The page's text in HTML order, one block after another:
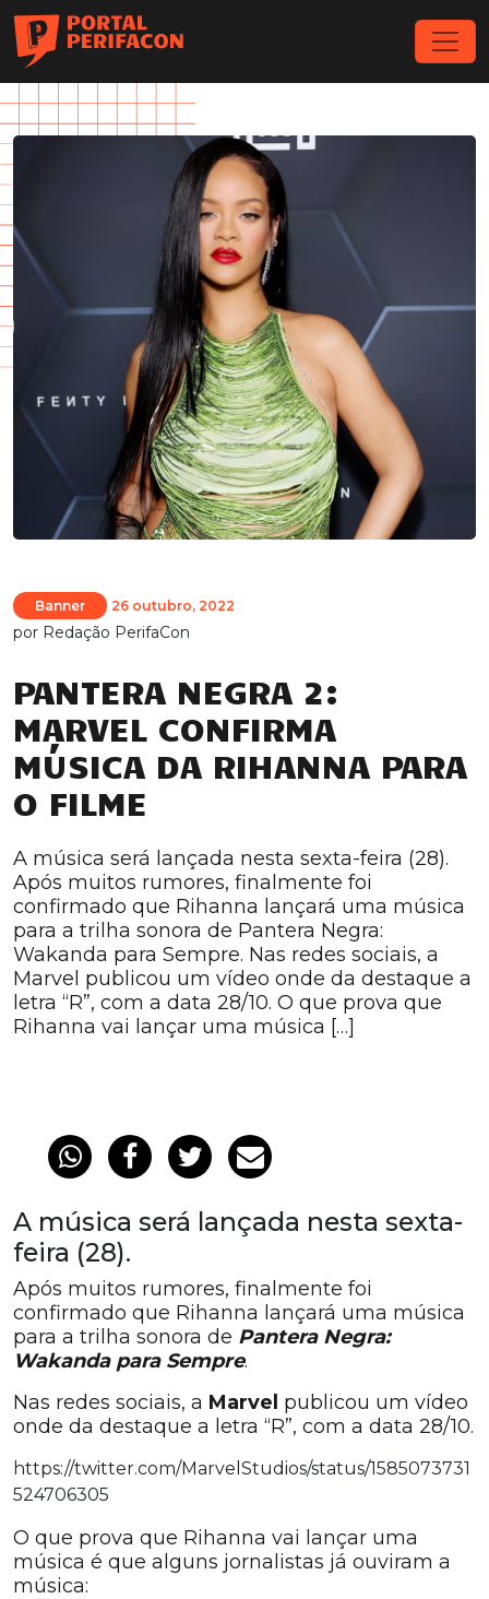
Banner 26 outubro, 2022
por Redação PerifaCon
PANTERA NEGRA 2:
MARVEL CONFIRMA
MÚSICA DA RIHANNA PARA
O FILME
A música será lançada nesta sexta-feira (28).
Após muitos rumores, finalmente foi
confirmado que Rihanna lançará uma música
para a trilha sonora de Pantera Negra:
Wakanda para Sempre. Nas redes sociais, a
Marvel publicou um vídeo onde da destaque a
letra “R”, com a data 28/10. O que prova que
Rihanna vai lançar uma música […]
A música será lançada nesta sexta-
feira (28).
Após muitos rumores, finalmente foi
confirmado que Rihanna lançará uma música
para a trilha sonora de Pantera Negra:
Wakanda para Sempre.
Nas redes sociais, a Marvel publicou um vídeo
onde da destaque a letra “R”, com a data 28/10.
https://twitter.com/MarvelStudios/status/1585073731
524706305
O que prova que Rihanna vai lançar uma
música é que alguns jornalistas já ouviram a
música: